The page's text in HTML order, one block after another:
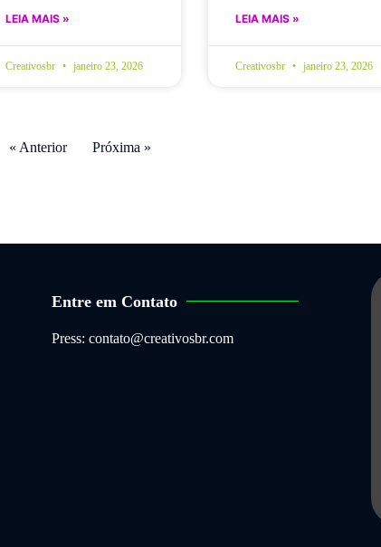
LEIA MAIS »
Creativosbr janeiro 23, 2026
LEIA MAIS »
Creativosbr janeiro 23, 2026
« Anterior Próxima »
Entre em Contato
Press: contato@creativosbr.com